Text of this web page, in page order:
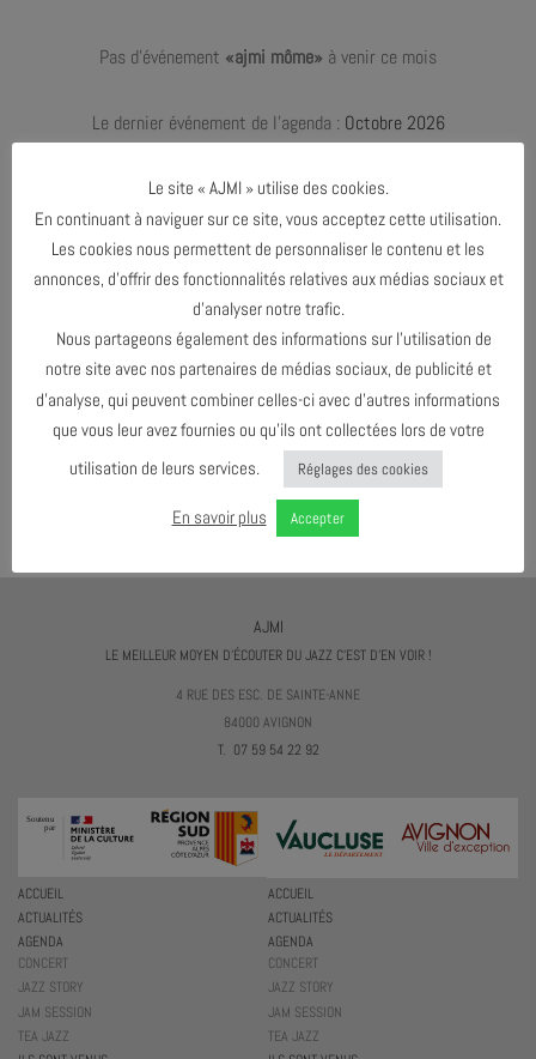
Pas d'événement «ajmi môme» à venir ce mois
Le dernier événement de l'agenda : Octobre 2026
AVRIL 2025
AGENDA AU FORMATI CAL
TÉLÉCHARGER LE PROGRAMME
AJMI
LE MEILLEUR MOYEN D'ÉCOUTER DU JAZZ C'EST D'EN VOIR !
4 RUE DES ESC. DE SAINTE-ANNE
84000 AVIGNON
T. 07 59 54 22 92
ACCUEIL
ACTUALITÉS
AGENDA
CONCERT
JAZZ STORY
JAM SESSION
TEA JAZZ
ACCUEIL
ACTUALITÉS
AGENDA
CONCERT
JAZZ STORY
JAM SESSION
TEA JAZZ
Le site « AJMI » utilise des cookies.
En continuant à naviguer sur ce site, vous acceptez cette utilisation.
Les cookies nous permettent de personnaliser le contenu et les
annonces, d’offrir des fonctionnalités relatives aux médias sociaux et
d’analyser notre trafic.
Nous partageons également des informations sur l’utilisation de
notre site avec nos partenaires de médias sociaux, de publicité et
d’analyse, qui peuvent combiner celles-ci avec d’autres informations
que vous leur avez fournies ou qu’ils ont collectées lors de votre
utilisation de leurs services.
Réglages des cookies
En savoir plus Accepter